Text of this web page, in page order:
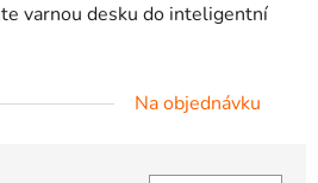
varnou desku do inteligentní
Na objednávku